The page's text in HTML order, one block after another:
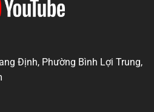
Định, Phường Bình Lợi Trung,